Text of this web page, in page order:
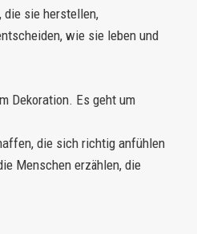
die sie herstellen,
wie sie leben und
Dekoration. Es geht um
die sich richtig anfühlen
Menschen erzählen, die